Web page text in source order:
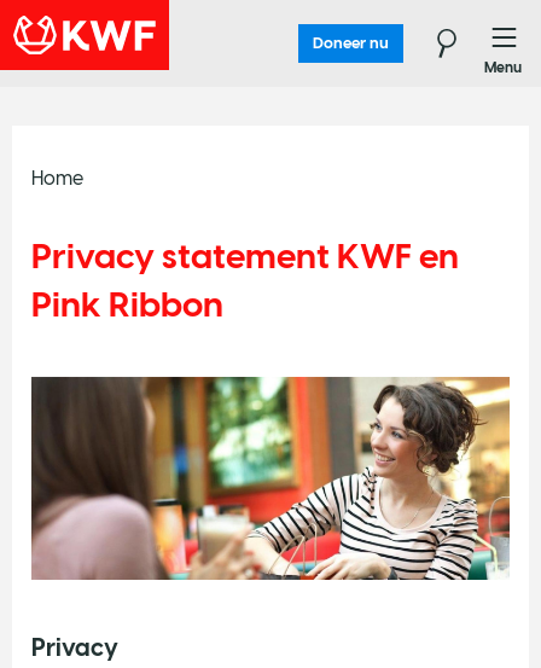
Doneer nu
Menu
Home
Privacy statement KWF en
Pink Ribbon
Privacy